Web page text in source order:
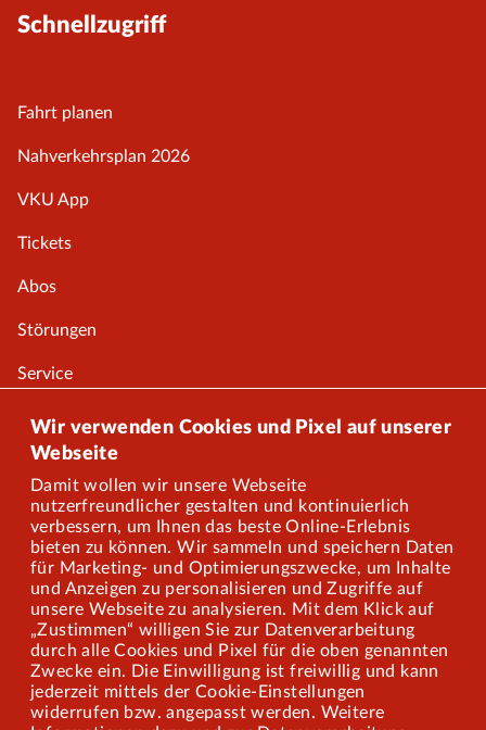
Wir verwenden Cookies und Pixel auf unserer
Webseite
Damit wollen wir unsere Webseite
nutzerfreundlicher gestalten und kontinuierlich
verbessern, um Ihnen das beste Online-Erlebnis
bieten zu können. Wir sammeln und speichern Daten
für Marketing- und Optimierungszwecke, um Inhalte
und Anzeigen zu personalisieren und Zugriffe auf
unsere Webseite zu analysieren. Mit dem Klick auf
„Zustimmen“ willigen Sie zur Datenverarbeitung
durch alle Cookies und Pixel für die oben genannten
Zwecke ein. Die Einwilligung ist freiwillig und kann
jederzeit mittels der Cookie-Einstellungen
widerrufen bzw. angepasst werden. Weitere
Schnellzugriff
Fahrt planen
Nahverkehrsplan 2026
VKU App
Tickets
Abos
Störungen
Service
Onlineshop
Über uns
Karriere
Presse
Mitarbeiterportal
Barrierefreiheit